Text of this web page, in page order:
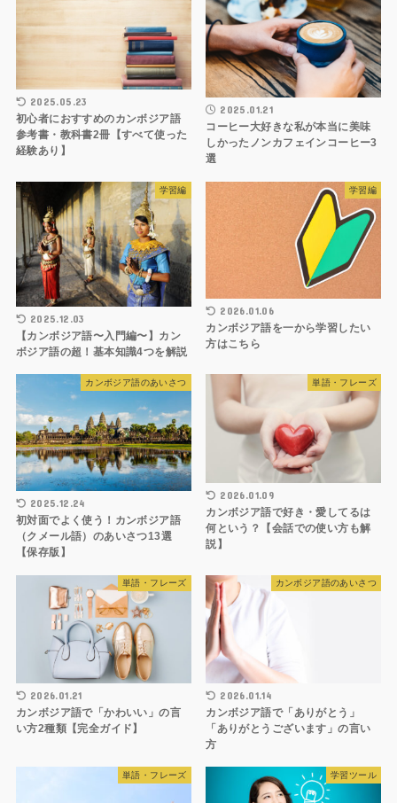
2025.05.23
初心者におすすめのカンボジア語
参考書・教科書2冊【すべて使った
経験あり】
2025.01.21
コーヒー大好きな私が本当に美味
しかったノンカフェインコーヒー3
選
学習編
2025.12.03
【カンボジア語〜入門編〜】カン
ボジア語の超！基本知識4つを解説
学習編
2026.01.06
カンボジア語を一から学習したい
方はこちら
カンボジア語のあいさつ
2025.12.24
初対面でよく使う！カンボジア語
（クメール語）のあいさつ13選
【保存版】
単語・フレーズ
2026.01.09
カンボジア語で好き・愛してるは
何という？【会話での使い方も解
説】
単語・フレーズ
2026.01.21
カンボジア語で「かわいい」の言
い方2種類【完全ガイド】
カンボジア語のあいさつ
2026.01.14
カンボジア語で「ありがとう」
「ありがとうございます」の言い
方
単語・フレーズ 学習ツール